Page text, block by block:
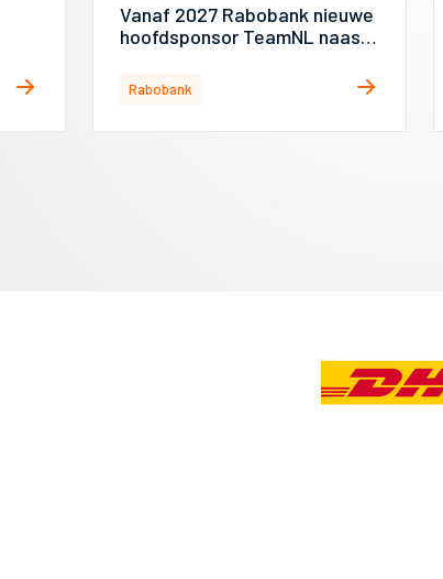
Vanaf 2027 Rabobank nieuwe
hoofdsponsor TeamNL naast
Rabobank